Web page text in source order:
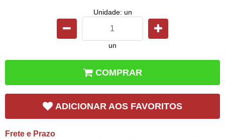
Unidade: un
un
COMPRAR
ADICIONAR AOS FAVORITOS
Frete e Prazo